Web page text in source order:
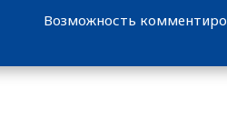
Возможность